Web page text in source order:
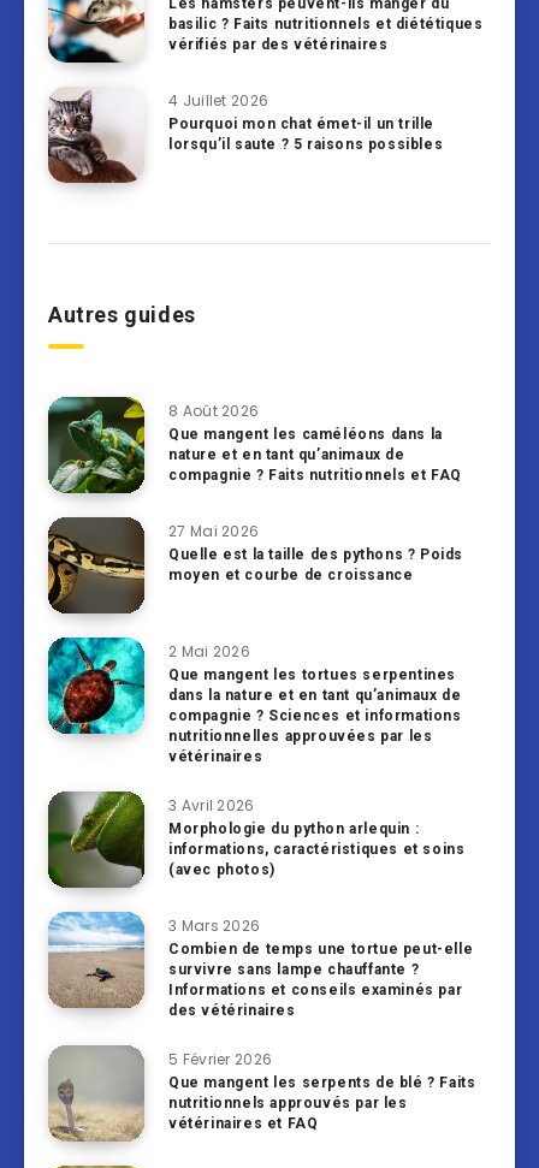
Les hamsters peuvent-ils manger du
basilic ? Faits nutritionnels et diététiques
vérifiés par des vétérinaires
4 Juillet 2026
Pourquoi mon chat émet-il un trille
lorsqu’il saute ? 5 raisons possibles
Autres guides
8 Août 2026
Que mangent les caméléons dans la
nature et en tant qu’animaux de
compagnie ? Faits nutritionnels et FAQ
27 Mai 2026
Quelle est la taille des pythons ? Poids
moyen et courbe de croissance
2 Mai 2026
Que mangent les tortues serpentines
dans la nature et en tant qu’animaux de
compagnie ? Sciences et informations
nutritionnelles approuvées par les
vétérinaires
3 Avril 2026
Morphologie du python arlequin :
informations, caractéristiques et soins
(avec photos)
3 Mars 2026
Combien de temps une tortue peut-elle
survivre sans lampe chauffante ?
Informations et conseils examinés par
des vétérinaires
5 Février 2026
Que mangent les serpents de blé ? Faits
nutritionnels approuvés par les
vétérinaires et FAQ